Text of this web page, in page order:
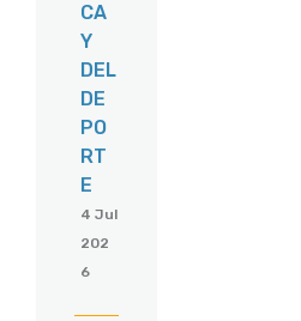
CA
Y
DEL
DE
PO
RT
E
4 Jul
202
6